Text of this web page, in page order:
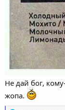
Не дай бог,
жопа.